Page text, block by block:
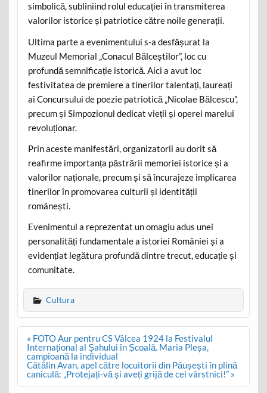
simbolică, subliniind rolul educației în transmiterea
valorilor istorice și patriotice către noile generații.
Ultima parte a evenimentului s-a desfășurat la
Muzeul Memorial „Conacul Bălceștilor”, loc cu
profundă semnificație istorică. Aici a avut loc
festivitatea de premiere a tinerilor talentați, laureați
ai Concursului de poezie patriotică „Nicolae Bălcescu”,
precum și Simpozionul dedicat vieții și operei marelui
revoluționar.
Prin aceste manifestări, organizatorii au dorit să
reafirme importanța păstrării memoriei istorice și a
valorilor naționale, precum și să încurajeze implicarea
tinerilor în promovarea culturii și identității
românești.
Evenimentul a reprezentat un omagiu adus unei
personalități fundamentale a istoriei României și a
evidențiat legătura profundă dintre trecut, educație și
comunitate.
Cultura
Post
navigation
« FOTO Aur pentru CS Vâlcea 1924 la Festivalul
Internațional al Șahului în Școală. Maria Pleșa,
campioană la individual
Cătălin Avan, apel către locuitorii din Păușești în plină
caniculă: „Protejați-vă și aveți grijă de cei vârstnici!” »